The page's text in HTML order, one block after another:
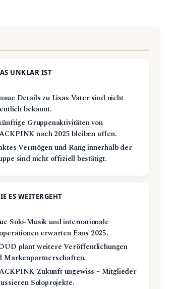
UNKLAR IST
Details zu Lisas Vater sind nicht
bekannt.
Gruppenaktivitäten von
nach 2025 bleiben offen.
Vermögen und Rang innerhalb der
sind nicht offiziell bestätigt.
ES WEITERGEHT
Solo-Musik und internationale
erwarten Fans 2025.
plant weitere Veröffentlichungen
Markenpartnerschaften.
Zukunft ungewiss – Mitglieder
Soloprojekte.